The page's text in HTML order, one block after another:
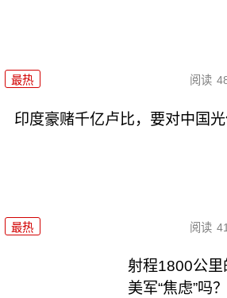
最热 阅读
印度豪赌千亿卢比，要对中国光
最热 阅读
射程1800公里
美军“焦虑”吗？